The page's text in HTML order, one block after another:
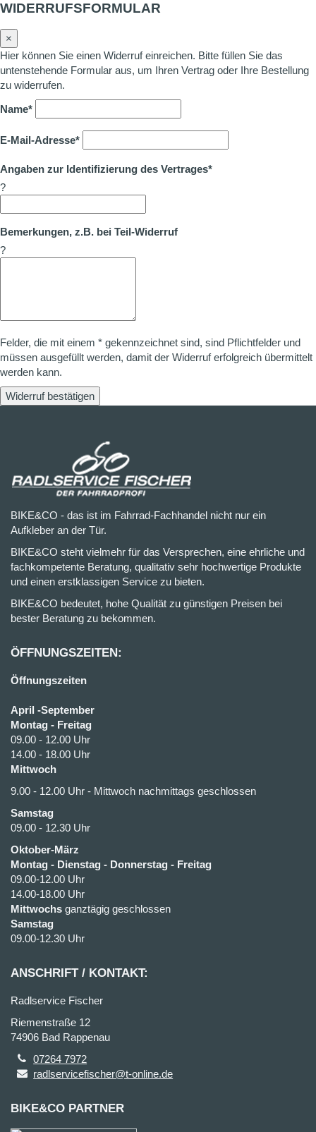
WIDERRUFSFORMULAR
×
Hier können Sie einen Widerruf einreichen. Bitte füllen Sie das
untenstehende Formular aus, um Ihren Vertrag oder Ihre Bestellung
zu widerrufen.
Name*
E-Mail-Adresse*
Angaben zur Identifizierung des Vertrages*
?
Bemerkungen, z.B. bei Teil-Widerruf
?
Felder, die mit einem * gekennzeichnet sind, sind Pflichtfelder und
müssen ausgefüllt werden, damit der Widerruf erfolgreich übermittelt
werden kann.
Widerruf bestätigen
BIKE&CO - das ist im Fahrrad-Fachhandel nicht nur ein
Aufkleber an der Tür.
BIKE&CO steht vielmehr für das Versprechen, eine ehrliche und
fachkompetente Beratung, qualitativ sehr hochwertige Produkte
und einen erstklassigen Service zu bieten.
BIKE&CO bedeutet, hohe Qualität zu günstigen Preisen bei
bester Beratung zu bekommen.
ÖFFNUNGSZEITEN:
Öffnungszeiten
April -September
Montag - Freitag
09.00 - 12.00 Uhr
14.00 - 18.00 Uhr
Mittwoch
9.00 - 12.00 Uhr - Mittwoch nachmittags geschlossen
Samstag
09.00 - 12.30 Uhr
Oktober-März
Montag - Dienstag - Donnerstag - Freitag
09.00-12.00 Uhr
14.00-18.00 Uhr
Mittwochs ganztägig geschlossen
Samstag
09.00-12.30 Uhr
ANSCHRIFT / KONTAKT:
Radlservice Fischer
Riemenstraße 12
74906 Bad Rappenau
07264 7972
radlservicefischer@t-online.de
BIKE&CO PARTNER